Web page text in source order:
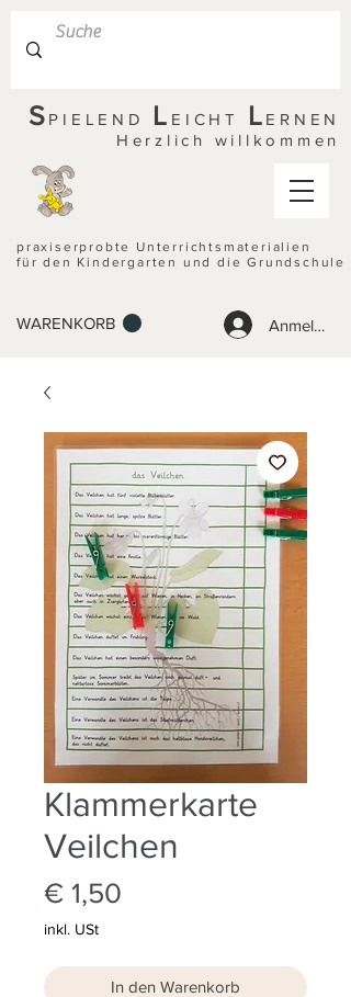
S PIELEND L EICHT L ERNEN
Herzlich willkommen
praxiserprobte Unterrichtsmaterialien
für den Kindergarten und die Grundschule
WARENKORB Anmelden
Klammerkarte
Veilchen
€ 1,50
inkl. USt
In den Warenkorb